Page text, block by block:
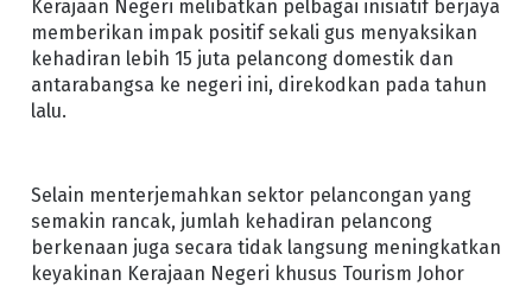
Kerajaan Negeri melibatkan pelbagai inisiatif berjaya
memberikan impak positif sekali gus menyaksikan
kehadiran lebih 15 juta pelancong domestik dan
antarabangsa ke negeri ini, direkodkan pada tahun
lalu.
Selain menterjemahkan sektor pelancongan yang
semakin rancak, jumlah kehadiran pelancong
berkenaan juga secara tidak langsung meningkatkan
keyakinan Kerajaan Negeri khusus Tourism Johor